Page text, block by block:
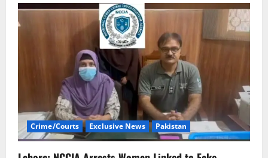
Crime/Courts Exclusive News Pakistan